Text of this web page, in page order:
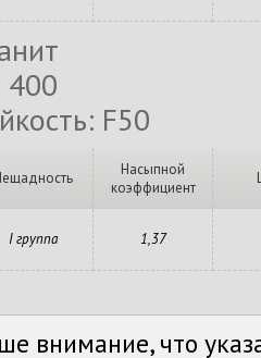
400
F50
Насыпной
коэффициент
I группа 1,37
внимание, что